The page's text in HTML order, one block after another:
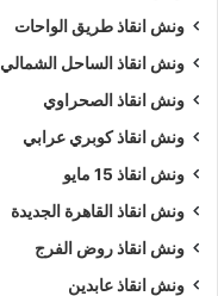
ونش انقاذ طريق الواحات
ونش انقاذ الساحل الشمالي
ونش انقاذ الصحراوي
ونش انقاذ كوبري عرابي
ونش انقاذ 15 مايو
ونش انقاذ القاهرة الجديدة
ونش انقاذ روض الفرج
ونش انقاذ عابدين